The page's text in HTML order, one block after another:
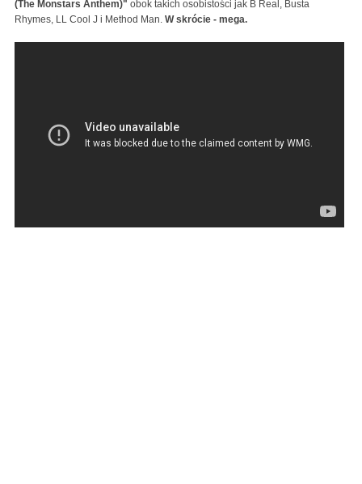
(The Monstars Anthem)" obok takich osobistości jak B Real, Busta
Rhymes, LL Cool J i Method Man. W skrócie - mega.